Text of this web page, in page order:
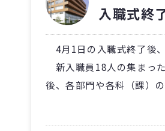
入職式終
4月1日の入職式終了後
新入職員18人の集まっ
後、各部門や各科（課）
感染対策、情報セキュ